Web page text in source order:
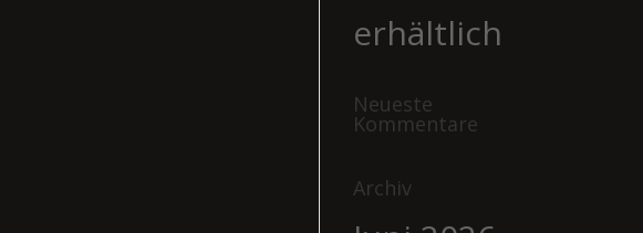
erhältlich
Neueste
Kommentare
Archiv